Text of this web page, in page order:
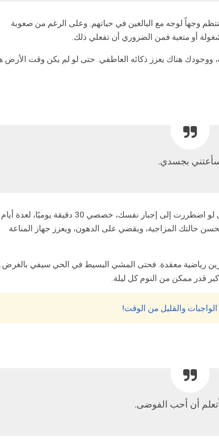
وجهاً لوجه مع البالغين في حياتهم. وعلى الرغم من صعوبة
أو متعبة فمن الضروري أن تفعلي ذلك.
ووجودك هناك يعزز ذكائه العاطفي. حتى لو لم يكن وقت الأرض
بجسدي.
متى كانت آخر مرة وضعتي فيها احتياجاتك أولاً؟ حتى لو اضطررت إلى إجبار نفسك، خصصي 30 دقيقة يوميًا، لعدة أيام
حالتك المزاجية، ويقضي على الدهون، ويعزز جهاز المناعة
رياضية معقدة. فحتى المشي البسيط في الحي سيفي بالغرض.
قدر ممكن من النوم كل ليلة.
الواجبات والقليل من الوقت!
أن أحب الفوضى.